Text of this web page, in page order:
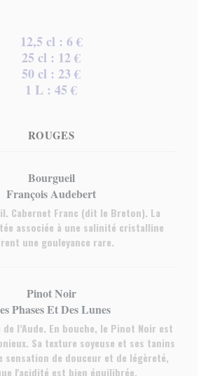
12,5 cl : 6 €
25 cl : 12 €
50 cl : 23 €
1 L : 45 €
ROUGES
Bourgueil
François Audebert
Cabernet Franc (dit le Breton). La
associée à une salinité cristalline
une gouleyance rare.
Pinot Noir
Phases Et Des Lunes
de l’Aude. En bouche, le Pinot Noir est
Sa texture soyeuse et ses tanins
de douceur et de légèreté,
l'acidité est bien équilibrée.